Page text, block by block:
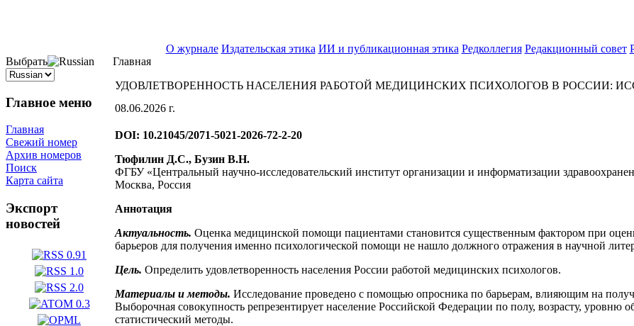
О журнале Издательская этика ИИ и публикационная этика Редколлегия Редакционный совет
Выбрать
Главное меню
Главная
Свежий номер
Архив номеров
Поиск
Карта сайта
Экспорт
новостей
Главная
УДОВЛЕТВОРЕННОСТЬ НАСЕЛЕНИЯ РАБОТОЙ МЕДИЦИНСКИХ ПСИХОЛОГОВ В РОССИИ:
08.06.2026 г.
DOI: 10.21045/2071-5021-2026-72-2-20
Тюфилин Д.С., Бузин В.Н.
ФГБУ «Центральный научно-исследовательский институт организации и информатизации
Москва, Россия
Аннотация
Актуальность. Оценка медицинской помощи пациентами становится существенным фактором при
барьеров для получения именно психологической помощи не нашло должного отражения в научной
Цель. Определить удовлетворенность населения России работой медицинских психологов.
Материалы и методы. Исследование проведено с помощью опросника по барьерам, влияющим на
Выборочная совокупность репрезентирует население Российской Федерации по полу, возрасту, уровню
статистический методы.